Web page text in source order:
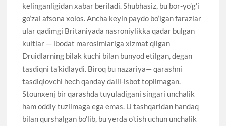
kelinganligidan xabar beriladi. Shubhasiz, bu bor-yo’g’i
go’zal afsona xolos. Ancha keyin paydo bo’lgan farazlar
ular qadimgi Britaniyada nasroniylikka qadar bulgan
kultlar — ibodat marosimlariga xizmat qilgan
Druidlarning bilak kuchi bilan bunyod etilgan, degan
tasdiqni ta’kidlaydi. Biroq bu nazariya— qarashni
tasdiqlovchi hech qanday dalil-isbot topilmagan.
Stounxenj bir qarashda tuyuladigani singari unchalik
ham oddiy tuzilmaga ega emas. U tashqaridan handaq
bilan qurshalgan bo’lib, bu yerda o’tish uchun unchalik